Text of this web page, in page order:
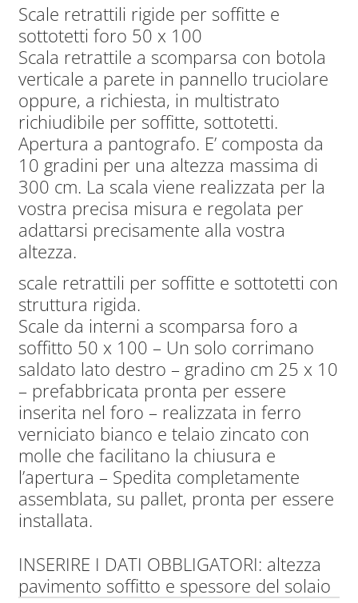
originale
era:
305,00€.
attuale
è:
253,00€.
Scale retrattili rigide per soffitte e
sottotetti foro 50 x 100
Scala retrattile a scomparsa con botola
verticale a parete in pannello truciolare
oppure, a richiesta, in multistrato
richiudibile per soffitte, sottotetti.
Apertura a pantografo. E’ composta da
10 gradini per una altezza massima di
300 cm. La scala viene realizzata per la
vostra precisa misura e regolata per
adattarsi precisamente alla vostra
altezza.
scale retrattili per soffitte e sottotetti con
struttura rigida.
Scale da interni a scomparsa foro a
soffitto 50 x 100 – Un solo corrimano
saldato lato destro – gradino cm 25 x 10
– prefabbricata pronta per essere
inserita nel foro – realizzata in ferro
verniciato bianco e telaio zincato con
molle che facilitano la chiusura e
l’apertura – Spedita completamente
assemblata, su pallet, pronta per essere
installata.
INSERIRE I DATI OBBLIGATORI: altezza
pavimento soffitto e spessore del solaio